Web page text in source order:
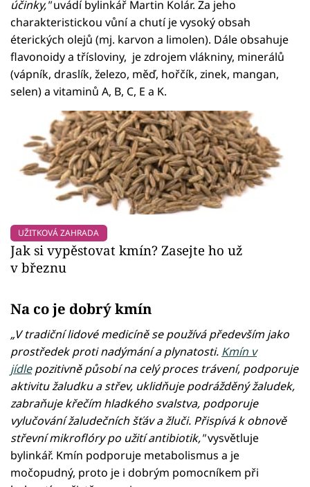
účinky,"uvádí bylinkář Martin Kolár. Za jeho
charakteristickou vůní a chutí je vysoký obsah
éterických olejů (mj. karvon a limolen). Dále obsahuje
flavonoidy a třísloviny, je zdrojem vlákniny, minerálů
(vápník, draslík, železo, měď, hořčík, zinek, mangan,
selen) a vitaminů A, B, C, E a K.
UŽITKOVÁ ZAHRADA
Jak si vypěstovat kmín? Zasejte ho už
v březnu
Na co je dobrý kmín
„V tradiční lidové medicíně se používá především jako
prostředek proti nadýmání a plynatosti. Kmín v
jídlepozitivně působí na celý proces trávení, podporuje
aktivitu žaludku a střev, uklidňuje podrážděný žaludek,
zabraňuje křečím hladkého svalstva, podporuje
vylučování žaludečních šťáv a žluči. Přispívá k obnově
střevní mikroflóry po užití antibiotik,"vysvětluje
bylinkář. Kmín podporuje metabolismus a je
močopudný, proto je i dobrým pomocníkem při